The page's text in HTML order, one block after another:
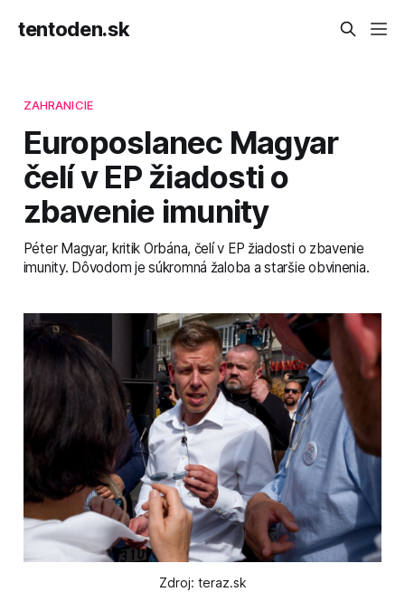
tentoden.sk
ZAHRANICIE
Europoslanec Magyar
čelí v EP žiadosti o
zbavenie imunity
Péter Magyar, kritik Orbána, čelí v EP žiadosti o zbavenie
imunity. Dôvodom je súkromná žaloba a staršie obvinenia.
Zdroj: teraz.sk